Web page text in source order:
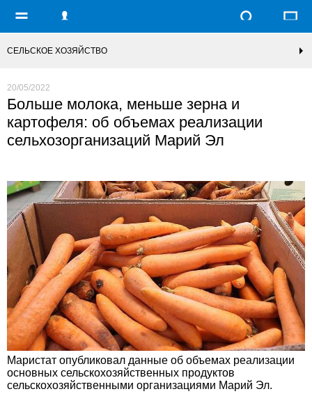
СЕЛЬСКОЕ ХОЗЯЙСТВО
20/05/2022
Больше молока, меньше зерна и
картофеля: об объемах реализации
сельхозорганизаций Марий Эл
Маристат опубликовал данные об объемах реализации
основных сельскохозяйственных продуктов
сельскохозяйственными организациями Марий Эл.